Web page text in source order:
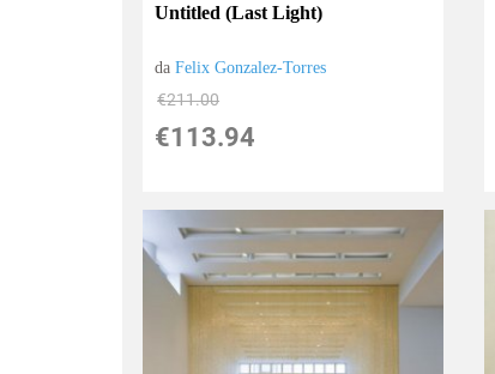
Untitled (Last Light)
daFelix Gonzalez-Torres
€211.00
€113.94